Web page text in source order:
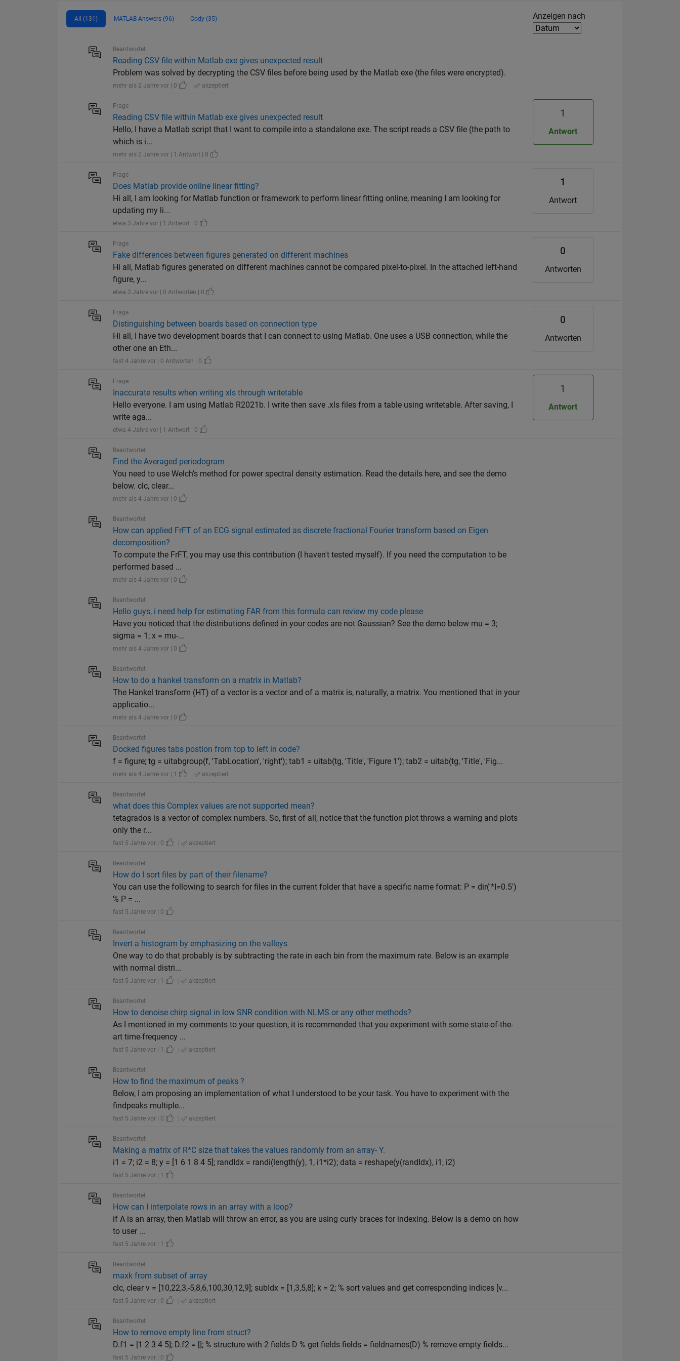
All (131) MATLAB Answers (96) Cody (35) Filter2
Anzeigen nach
Beantwortet
Reading CSV file within Matlab exe gives unexpected result
Problem was solved by decrypting the CSV files before being used by the Matlab exe (the files were encrypted).
mehr als 2 Jahre vor | 0 | akzeptiert
Frage
Reading CSV file within Matlab exe gives unexpected result
Hello, I have a Matlab script that I want to compile into a standalone exe. The script reads a CSV file (the path to
which is i...
mehr als 2 Jahre vor | 1 Antwort | 0
1
Antwort
Frage
Does Matlab provide online linear fitting?
Hi all, I am looking for Matlab function or framework to perform linear fitting online, meaning I am looking for
updating my li...
etwa 3 Jahre vor | 1 Antwort | 0
1
Antwort
Frage
Fake differences between figures generated on different machines
Hi all, Matlab figures generated on different machines cannot be compared pixel-to-pixel. In the attached left-hand
figure, y...
etwa 3 Jahre vor | 0 Antworten | 0
0
Antworten
Frage
Distinguishing between boards based on connection type
Hi all, I have two development boards that I can connect to using Matlab. One uses a USB connection, while the
other one an Eth...
fast 4 Jahre vor | 0 Antworten | 0
0
Antworten
Frage
Inaccurate results when writing xls through writetable
Hello everyone. I am using Matlab R2021b. I write then save .xls files from a table using writetable. After saving, I
write aga...
etwa 4 Jahre vor | 1 Antwort | 0
1
Antwort
Beantwortet
Find the Averaged periodogram
You need to use Welch’s method for power spectral density estimation. Read the details here, and see the demo
below. clc, clear...
mehr als 4 Jahre vor | 0
Beantwortet
How can applied FrFT of an ECG signal estimated as discrete fractional Fourier transform based on Eigen
decomposition?
To compute the FrFT, you may use this contribution (I haven't tested myself). If you need the computation to be
performed based ...
mehr als 4 Jahre vor | 0
Beantwortet
Hello guys, i need help for estimating FAR from this formula can review my code please
Have you noticed that the distributions defined in your codes are not Gaussian? See the demo below mu = 3;
sigma = 1; x = mu-...
mehr als 4 Jahre vor | 0
Beantwortet
How to do a hankel transform on a matrix in Matlab?
The Hankel transform (HT) of a vector is a vector and of a matrix is, naturally, a matrix. You mentioned that in your
applicatio...
mehr als 4 Jahre vor | 0
Beantwortet
Docked figures tabs postion from top to left in code?
f = figure; tg = uitabgroup(f, 'TabLocation', 'right'); tab1 = uitab(tg, 'Title', 'Figure 1'); tab2 = uitab(tg, 'Title', 'Fig...
mehr als 4 Jahre vor | 1 | akzeptiert
Beantwortet
what does this Complex values are not supported mean?
tetagrados is a vector of complex numbers. So, first of all, notice that the function plot throws a warning and plots
only the r...
fast 5 Jahre vor | 0 | akzeptiert
Beantwortet
How do I sort files by part of their filename?
You can use the following to search for files in the current folder that have a specific name format: P = dir('*I=0.5')
% P = ...
fast 5 Jahre vor | 0
Beantwortet
Invert a histogram by emphasizing on the valleys
One way to do that probably is by subtracting the rate in each bin from the maximum rate. Below is an example
with normal distri...
fast 5 Jahre vor | 1 | akzeptiert
Beantwortet
How to denoise chirp signal in low SNR condition with NLMS or any other methods?
As I mentioned in my comments to your question, it is recommended that you experiment with some state-of-the-
art time-frequency ...
fast 5 Jahre vor | 1 | akzeptiert
Beantwortet
How to find the maximum of peaks ?
Below, I am proposing an implementation of what I understood to be your task. You have to experiment with the
findpeaks multiple...
fast 5 Jahre vor | 0 | akzeptiert
Beantwortet
Making a matrix of R*C size that takes the values randomly from an array- Y.
i1 = 7; i2 = 8; y = [1 6 1 8 4 5]; randIdx = randi(length(y), 1, i1*i2); data = reshape(y(randIdx), i1, i2)
fast 5 Jahre vor | 1
Beantwortet
How can I interpolate rows in an array with a loop?
if A is an array, then Matlab will throw an error, as you are using curly braces for indexing. Below is a demo on how
to user ...
fast 5 Jahre vor | 1
Beantwortet
maxk from subset of array
clc, clear v = [10,22,3,-5,8,6,100,30,12,9]; subIdx = [1,3,5,8]; k = 2; % sort values and get corresponding indices [v...
fast 5 Jahre vor | 0 | akzeptiert
Beantwortet
How to remove empty line from struct?
D.f1 = [1 2 3 4 5]; D.f2 = []; % structure with 2 fields D % get fields fields = fieldnames(D) % remove empty fields...
fast 5 Jahre vor | 0